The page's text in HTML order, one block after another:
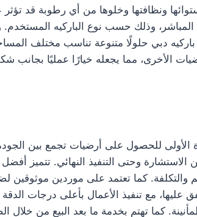
ونظافتها وخلوها من أي رطوبة قد
المباشر، وذلك حسب نوع الباركيه
باركيه دبي حلولًا متنوعة تناسب مختلف
الأخرى، مما يجعله خيارًا عمليًا
للحصول على أرضيات تجمع بين
من الاستشارة وحتى التنفيذ النهائي.
والتكلفة. كما تعتمد على موردين موثوقين
عليها، مع تنفيذ الأعمال بأعلى درجات
كما تهتم بخدمة ما بعد البيع من